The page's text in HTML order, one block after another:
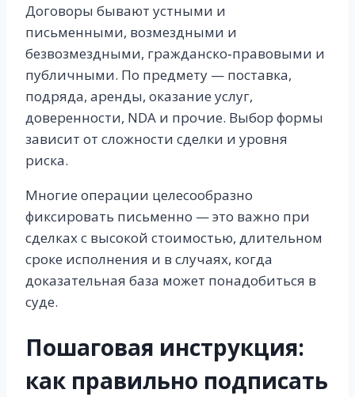
Договоры бывают устными и
письменными, возмездными и
безвозмездными, гражданско‑правовыми и
публичными. По предмету — поставка,
подряда, аренды, оказание услуг,
доверенности, NDA и прочие. Выбор формы
зависит от сложности сделки и уровня
риска.
Многие операции целесообразно
фиксировать письменно — это важно при
сделках с высокой стоимостью, длительном
сроке исполнения и в случаях, когда
доказательная база может понадобиться в
суде.
Пошаговая инструкция:
как правильно подписать